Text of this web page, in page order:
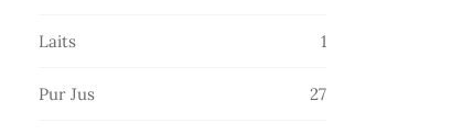
Laits
1
Pur Jus
2727